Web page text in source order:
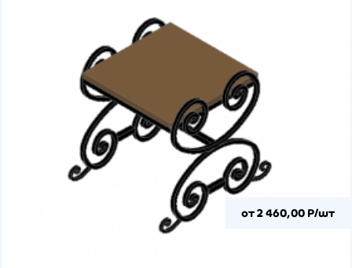
от 2 460,00 Р/шт